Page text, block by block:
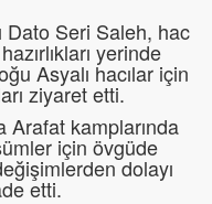
Dato Seri Saleh, hac
yerinde
Asyalı hacılar için
ziyaret etti.
Arafat kamplarında
için övgüde
dolayı
etti.